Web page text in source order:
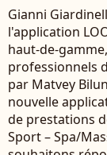
Gianni
l'application
haut-de-
professionnels
par Matvey
nouvelle
de prestations
Sport – Spa/